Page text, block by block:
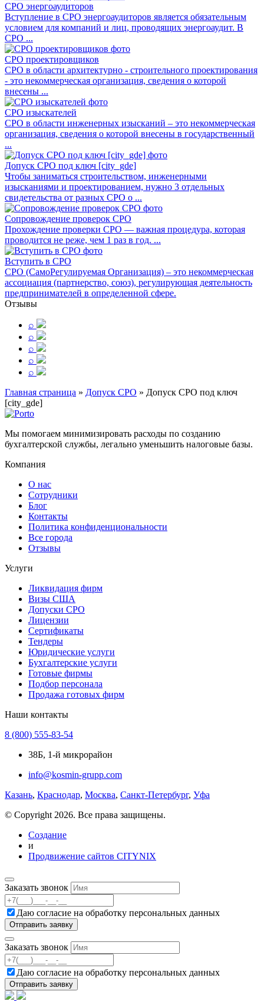
СРО энергоаудиторов
Вступление в СРО энергоаудиторов является обязательным
условием для компаний и лиц, проводящих энергоаудит. В
СРО ...
СРО проектировщиков
СРО в области архитектурно - строительного проектирования
- это некоммерческая организация, сведения о которой
внесены ...
СРО изыскателей
СРО в области инженерных изысканий – это некоммерческая
организация, сведения о которой внесены в государственный
...
Допуск СРО под ключ [city_gde]
Чтобы заниматься строительством, инженерными
изысканиями и проектированием, нужно 3 отдельных
свидетельства от разных СРО о ...
Сопровождение проверок СРО
Прохождение проверки СРО — важная процедура, которая
проводится не реже, чем 1 раз в год. ...
Вступить в СРО
СРО (СамоРегулируемая Организация) – это некоммерческая
ассоциация (партнерство, союз), регулирующая деятельность
предпринимателей в определенной сфере.
Отзывы
⌕
⌕
⌕
⌕
⌕
Главная страница » Допуск СРО » Допуск СРО под ключ
[city_gde]
Мы помогаем минимизировать расходы по созданию
бухгалтерской службы, легально уменьшить налоговые базы.
Компания
О нас
Сотрудники
Блог
Контакты
Политика конфиденциональности
Все города
Отзывы
Услуги
Ликвидация фирм
Визы США
Допуски СРО
Лицензии
Сертификаты
Тендеры
Юридические услуги
Бухгалтерские услуги
Готовые фирмы
Подбор персонала
Продажа готовых фирм
Наши контакты
8 (800) 555-83-54
38Б, 1-й микрорайон
info@kosmin-grupp.com
Казань, Краснодар, Москва, Санкт-Петербург, Уфа
© Copyright 2026. Все права защищены.
Создание
и
Продвижение сайтов CITYNIX
Заказать звонок
Даю согласие на обработку персональных данных
Заказать звонок
Даю согласие на обработку персональных данных